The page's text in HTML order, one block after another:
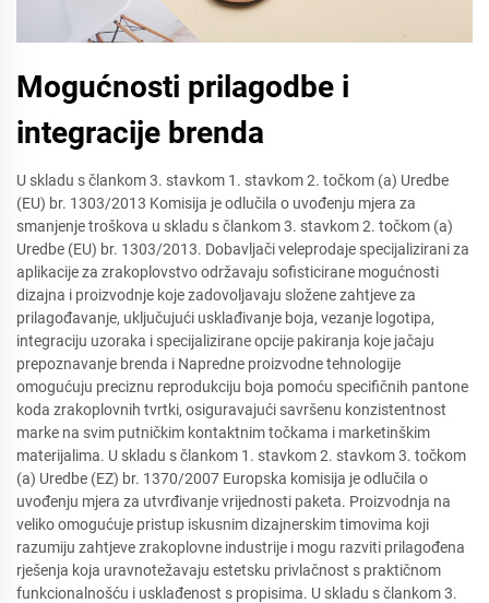
Mogućnosti prilagodbe i
integracije brenda
U skladu s člankom 3. stavkom 1. stavkom 2. točkom (a) Uredbe
(EU) br. 1303/2013 Komisija je odlučila o uvođenju mjera za
smanjenje troškova u skladu s člankom 3. stavkom 2. točkom (a)
Uredbe (EU) br. 1303/2013. Dobavljači veleprodaje specijalizirani za
aplikacije za zrakoplovstvo održavaju sofisticirane mogućnosti
dizajna i proizvodnje koje zadovoljavaju složene zahtjeve za
prilagođavanje, uključujući usklađivanje boja, vezanje logotipa,
integraciju uzoraka i specijalizirane opcije pakiranja koje jačaju
prepoznavanje brenda i Napredne proizvodne tehnologije
omogućuju preciznu reprodukciju boja pomoću specifičnih pantone
koda zrakoplovnih tvrtki, osiguravajući savršenu konzistentnost
marke na svim putničkim kontaktnim točkama i marketinškim
materijalima. U skladu s člankom 1. stavkom 2. stavkom 3. točkom
(a) Uredbe (EZ) br. 1370/2007 Europska komisija je odlučila o
uvođenju mjera za utvrđivanje vrijednosti paketa. Proizvodnja na
veliko omogućuje pristup iskusnim dizajnerskim timovima koji
razumiju zahtjeve zrakoplovne industrije i mogu razviti prilagođena
rješenja koja uravnotežavaju estetsku privlačnost s praktičnom
funkcionalnošću i usklađenost s propisima. U skladu s člankom 3.